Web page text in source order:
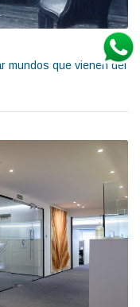
mundos que vienen del